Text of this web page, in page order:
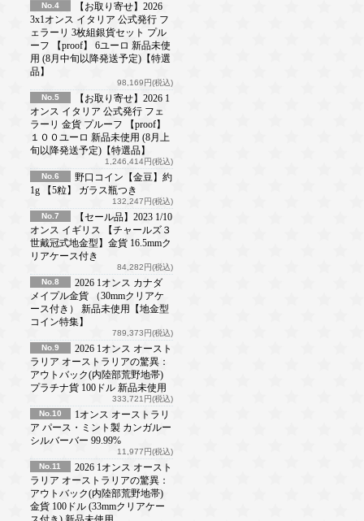
No.4
【お取り寄せ】2026
3x1オンス イタリア 公式発行 フ
ェラーリ 3枚組銀貨セット プル
ーフ 【proof】 6ユーロ 新品未使
用 (8月中旬以降発送予定)【特選
品】
98,169円(税込)
No.5
【お取り寄せ】2026 1
オンス イタリア 公式発行 フェ
ラーリ 金貨 プルーフ 【proof】
１００ユーロ 新品未使用 (8月上
旬以降発送予定)【特選品】
1,246,414円(税込)
No.6
野口コイン【金豆】約
1g 【5粒】 ガラス瓶つき
132,247円(税込)
No.7
【セール品】2023 1/10
オンス イギリス 【チャールズ３
世戴冠式地金型】金貨 16.5mmク
リアケース付き
84,282円(税込)
No.8
2026 1オンス カナダ
メイプル金貨 （30mmクリアケ
ース付き） 新品未使用【地金型
コイン特集】
789,373円(税込)
No.9
2026 1オンス オースト
ラリア オーストラリアの驚異：
アウトバック(内陸部荒野地帯)
プラチナ貨 100ドル 新品未使用
333,721円(税込)
No.10
1オンス オーストラリ
ア パース・ミント製 カンガルー
シルバーバー 99.99%
11,977円(税込)
No.11
2026 1オンス オースト
ラリア オーストラリアの驚異：
アウトバック(内陸部荒野地帯)
金貨 100ドル (33mmクリアケー